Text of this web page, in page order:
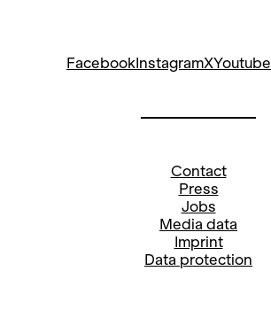
FacebookInstagramXYoutube
Contact
Press
Jobs
Media data
Imprint
Data protection